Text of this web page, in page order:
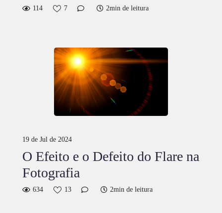
114 7 2min de leitura
19 de Jul de 2024
O Efeito e o Defeito do Flare na
Fotografia
634 13 2min de leitura